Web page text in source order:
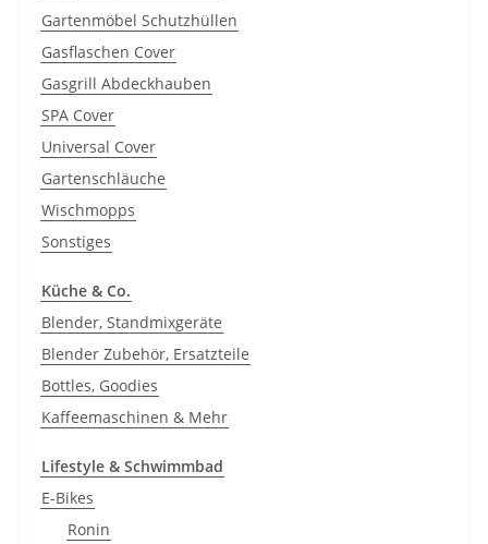
Gartenmöbel Schutzhüllen
Gasflaschen Cover
Gasgrill Abdeckhauben
SPA Cover
Universal Cover
Gartenschläuche
Wischmopps
Sonstiges
Küche & Co.
Blender, Standmixgeräte
Blender Zubehör, Ersatzteile
Bottles, Goodies
Kaffeemaschinen & Mehr
Lifestyle & Schwimmbad
E-Bikes
Ronin